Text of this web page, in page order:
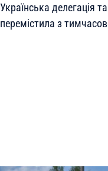
Українська делегація
перемістила з